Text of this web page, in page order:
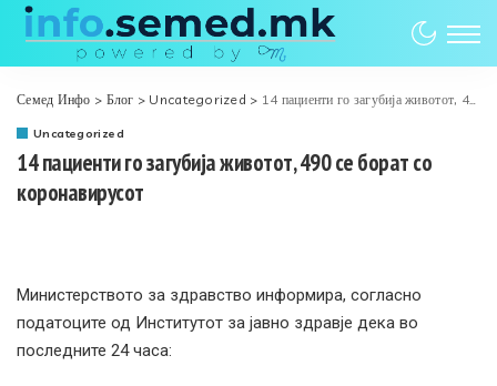
Семед Инфо > Блог > Uncategorized > 14 пациенти го загубија животот, 490 се борат со коронавирусот
Uncategorized
14 пациенти го загубија животот, 490 се борат со
коронавирусот
Министерството за здравство информира, согласно
податоците од Институтот за јавно здравје дека во
последните 24 часа: